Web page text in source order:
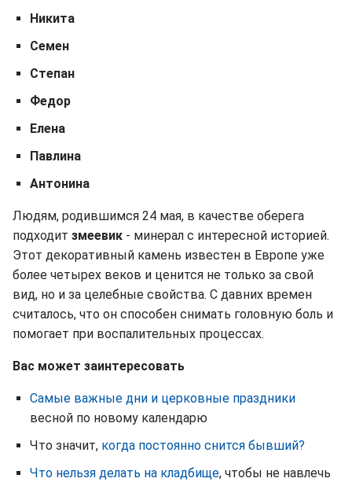
Никита
Семен
Степан
Федор
Елена
Павлина
Антонина
Людям, родившимся 24 мая, в качестве оберега
подходит змеевик - минерал с интересной историей.
Этот декоративный камень известен в Европе уже
более четырех веков и ценится не только за свой
вид, но и за целебные свойства. С давних времен
считалось, что он способен снимать головную боль и
помогает при воспалительных процессах.
Вас может заинтересовать
Самые важные дни и церковные праздники
весной по новому календарю
Что значит, когда постоянно снится бывший?
Что нельзя делать на кладбище, чтобы не навлечь